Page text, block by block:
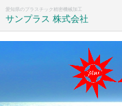
愛知県のプラスチック精密機械加工
サンプラス 株式会社